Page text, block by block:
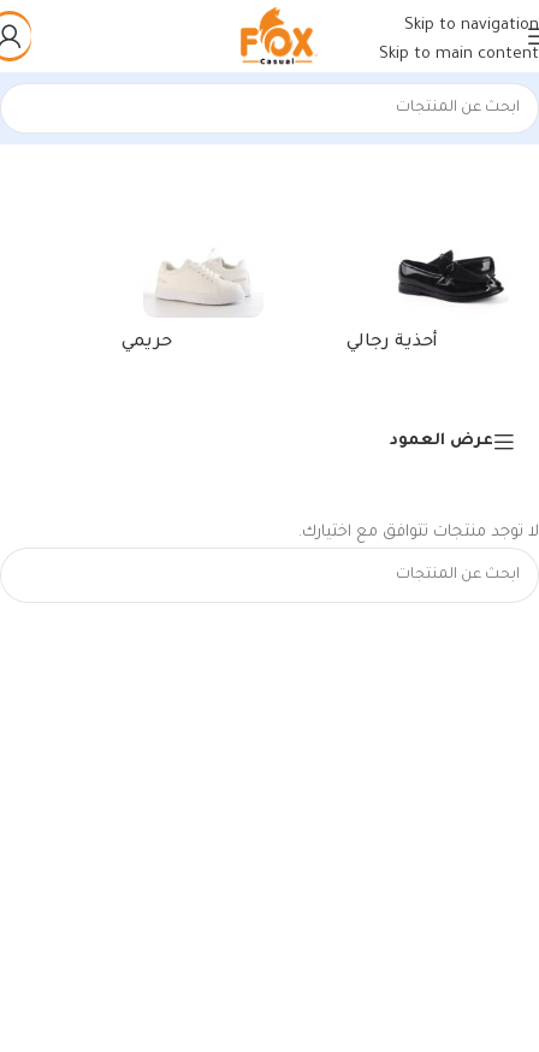
Skip to navigation
Skip to main content
الرئيسية/منتجات تحت الوسم “كوتش عصري أبيضرمادي”
أحذية رجالي حريمي
عرض العمود
لا توجد منتجات تتوافق مع اختيارك.